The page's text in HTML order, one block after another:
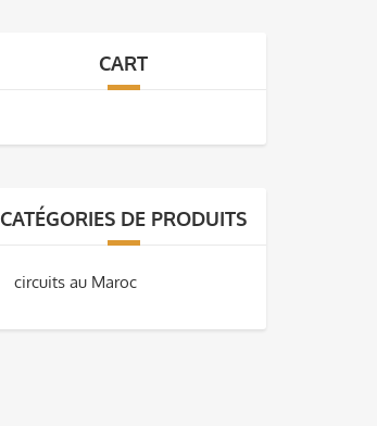
CART
CATÉGORIES DE PRODUITS
circuits au Maroc